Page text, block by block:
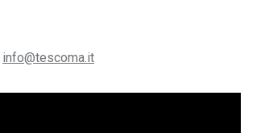
info@tescoma.it